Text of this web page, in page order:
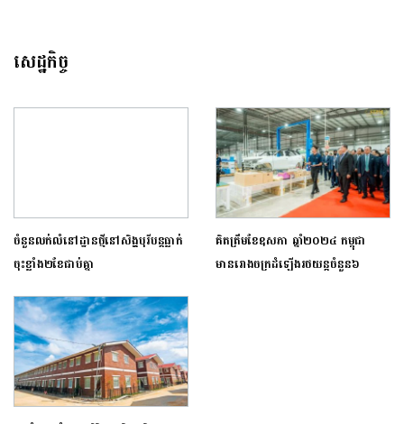
សេដ្ឋកិច្ច
ចំនួនលក់លំនៅដ្ឋានថ្មីនៅសិង្ហបុរីបន្តធ្លាក់
ចុះខ្លាំង២ខែជាប់គ្នា
គិតត្រឹមខែឧសភា ឆ្នាំ២០២៤​ កម្ពុជា​
មានរោងចក្រ​ដំឡើង​រថយន្ត​ចំនួន៦ ​